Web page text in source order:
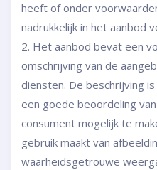
heeft of onder
nadrukkelijk in het aanbod
2. Het aanbod bevat een
omschrijving van de
diensten. De beschrijving
een goede beoordeling
consument mogelijk te
gebruik maakt van
waarheidsgetrouwe